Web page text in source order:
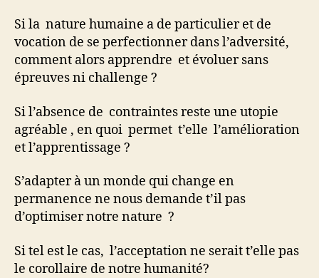
Si la nature humaine a de particulier et de
vocation de se perfectionner dans l’adversité,
comment alors apprendre et évoluer sans
épreuves ni challenge ?
Si l’absence de contraintes reste une utopie
agréable , en quoi permet t’elle l’amélioration
et l’apprentissage ?
S’adapter à un monde qui change en
permanence ne nous demande t’il pas
d’optimiser notre nature ?
Si tel est le cas, l’acceptation ne serait t’elle pas
le corollaire de notre humanité?